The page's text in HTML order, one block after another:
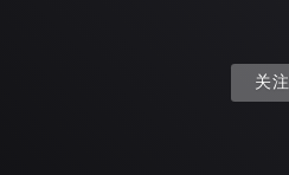
关注